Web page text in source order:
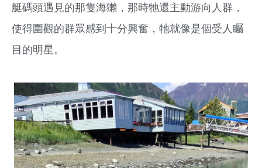
艇碼頭遇見的那隻海獺，那時牠還主動游向人群，
使得圍觀的群眾感到十分興奮，牠就像是個受人矚
目的明星。